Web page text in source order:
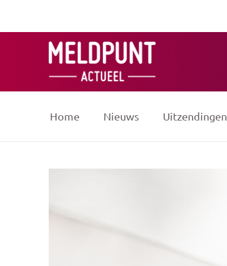
Home Nieuws Uitzendingen